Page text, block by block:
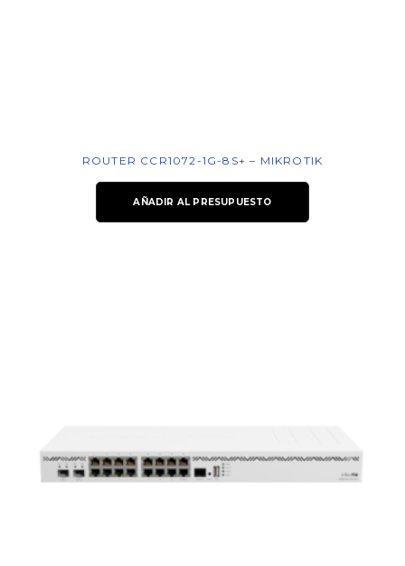
ROUTER CCR1072-1G-8S+ – MIKROTIK
AÑADIR AL PRESUPUESTO